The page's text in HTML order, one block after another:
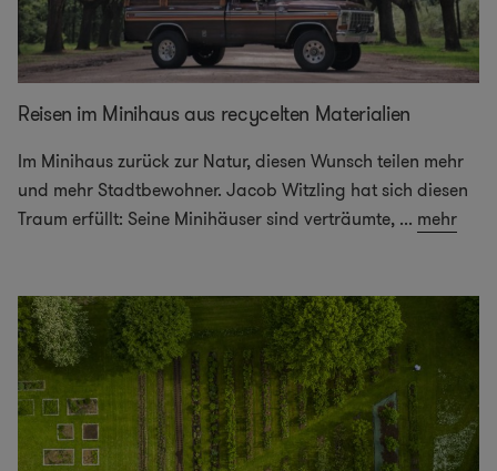
Reisen im Minihaus aus recycelten Materialien
Im Minihaus zurück zur Natur, diesen Wunsch teilen mehr
und mehr Stadtbewohner. Jacob Witzling hat sich diesen
Traum erfüllt: Seine Minihäuser sind verträumte, ... mehr